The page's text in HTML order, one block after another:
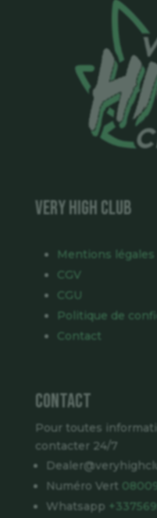
VERY HIGH CLUB
Mentions légales
CGV
CGU
Politique de
Contact
Contact
Pour toutes
contacter 24/7
Numéro Vert
Whatsapp